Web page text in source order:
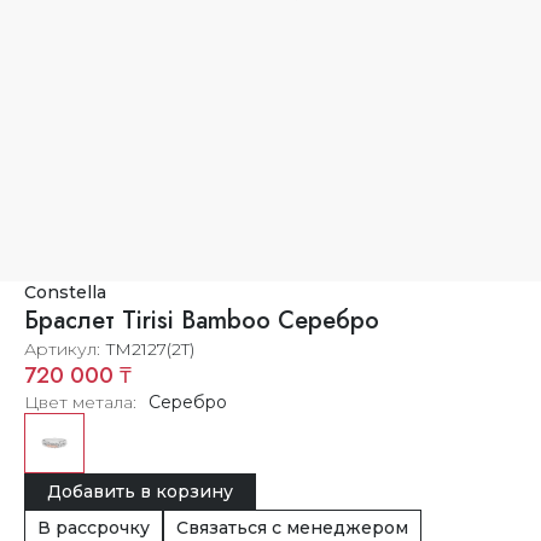
Constella
Браслет Tirisi Bamboo Серебро
Артикул TM2127(2T)
720 000 ₸
Цвет метала Серебро
Добавить в корзину
В рассрочку
Связаться с менеджером